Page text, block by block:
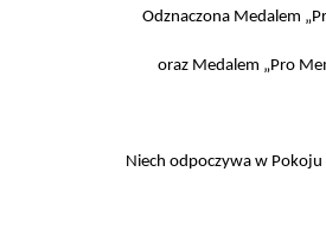
Odznaczona Medalem
oraz Medalem „Pro
Niech odpoczywa w